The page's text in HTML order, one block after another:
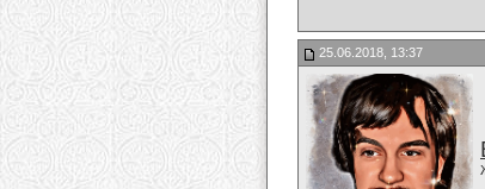
25.06.2018, 13:37